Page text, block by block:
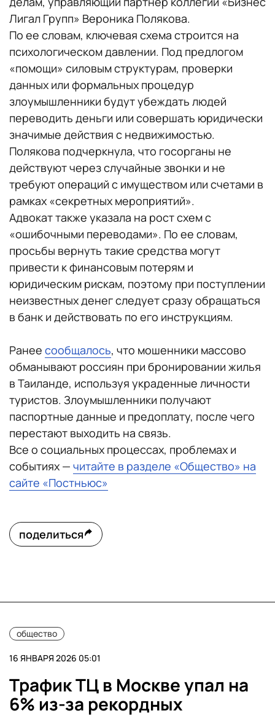
Лигал Групп» Вероника Полякова.
По ее словам, ключевая схема строится на
психологическом давлении. Под предлогом
«помощи» силовым структурам, проверки
данных или формальных процедур
злоумышленники будут убеждать людей
переводить деньги или совершать юридически
значимые действия с недвижимостью.
Полякова подчеркнула, что госорганы не
действуют через случайные звонки и не
требуют операций с имуществом или счетами в
рамках «секретных мероприятий».
Адвокат также указала на рост схем с
«ошибочными переводами». По ее словам,
просьбы вернуть такие средства могут
привести к финансовым потерям и
юридическим рискам, поэтому при поступлении
неизвестных денег следует сразу обращаться
в банк и действовать по его инструкциям.
Ранее сообщалось, что мошенники массово
обманывают россиян при бронировании жилья
в Таиланде, используя украденные личности
туристов. Злоумышленники получают
паспортные данные и предоплату, после чего
перестают выходить на связь.
Все о социальных процессах, проблемах и
событиях — читайте в разделе «Общество» на
сайте «Постньюс»
поделиться
общество
16 ЯНВАРЯ 2026 05:01
Трафик ТЦ в Москве упал на
6% из-за рекордных